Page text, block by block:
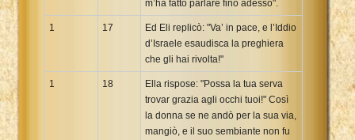
m’ha fatto parlare fino adesso".
1 17
Ed Eli replicò: "Va’ in pace, e l’Iddio
d’Israele esaudisca la preghiera
che gli hai rivolta!"
1 18
Ella rispose: "Possa la tua serva
trovar grazia agli occhi tuoi!" Così
la donna se ne andò per la sua via,
mangiò, e il suo sembiante non fu